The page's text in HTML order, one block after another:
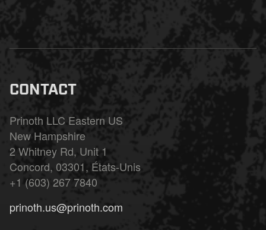
CONTACT
Prinoth LLC Eastern US
New Hampshire
2 Whitney Rd, Unit 1
Concord, 03301, États-Unis
+1 (603) 267 7840
prinoth.us@prinoth.com